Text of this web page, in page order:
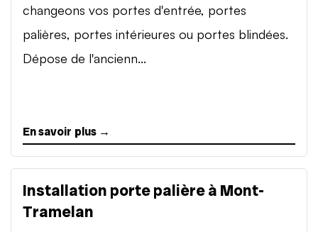
changeons vos portes d'entrée, portes
palières, portes intérieures ou portes blindées.
Dépose de l'ancienn...
En savoir plus →
Installation porte palière à Mont-
Tramelan